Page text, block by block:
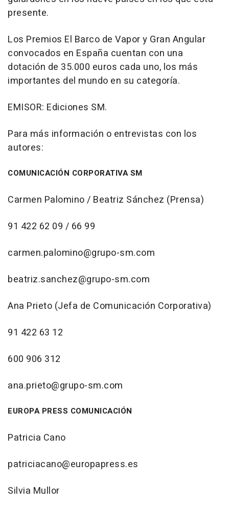
presente.
Los Premios El Barco de Vapor y Gran Angular
convocados en España cuentan con una
dotación de 35.000 euros cada uno, los más
importantes del mundo en su categoría.
EMISOR: Ediciones SM.
Para más información o entrevistas con los
autores:
COMUNICACIÓN CORPORATIVA SM
Carmen Palomino / Beatriz Sánchez (Prensa)
91 422 62 09 / 66 99
carmen.palomino@grupo-sm.com
beatriz.sanchez@grupo-sm.com
Ana Prieto (Jefa de Comunicación Corporativa)
91 422 63 12
600 906 312
ana.prieto@grupo-sm.com
EUROPA PRESS COMUNICACIÓN
Patricia Cano
patriciacano@europapress.es
Silvia Mullor